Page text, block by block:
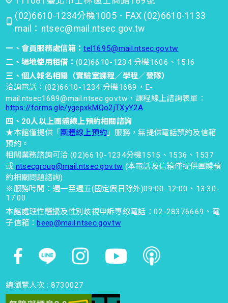
15分鐘開放報名
2026-07-18
時間 : 10:00~12:00
3F瑪莉的秘密-消化系統大解密
2026-07-18
時間 : 10:30~11:00
亮點工作坊-3F性別展-我的設計
挑戰
2026-07-18
時間 : 10:30~11:00
亮點體驗-3F性別展-輪你坐坐
看-科技輔具體驗
2026-07-18
時間 : 11:00~11:30
科學探索-3F敲敲打打工作坊 前
(02)6610-1234分機1005．FAX (02)6610-1133
mail：ntsec@mail.ntsec.gov.tw
一、會員服務處信箱：tel1695@mail.ntsec.gov.tw
二、場地使用租借： (02)6610-1234 分機1606、1516
三、個人報名相關（實驗室課程／學程／營隊）
洽詢電話：(02)6610-1234 分機1689，E-
mail:ntsec1689@mail.ntsec.gov.tw，課程線上諮詢表單：
https://forms.gle/ygepxkMQo2jTXyY2A
四、20人以上團體線上預約相關諮詢
★本館僅提供「 團體線上預約 」服務，無提供電話預約及信箱
預約。
相關業務諮詢可洽 (02)6610-1234分機1515、1536、1537
或 ntsecgroup@mail.ntsec.gov.tw (本電話及信箱僅提供團體預
約相關問題諮詢)
※服務時間：週一至週五(國定假日除外)09:00-12:00、13:30-
17:00
本館處理性騷擾及性別歧視申訴專線電話：02-28376669、電
子信箱：beep@mail.ntsec.gov.tw
總瀏覽人次 : 8730027